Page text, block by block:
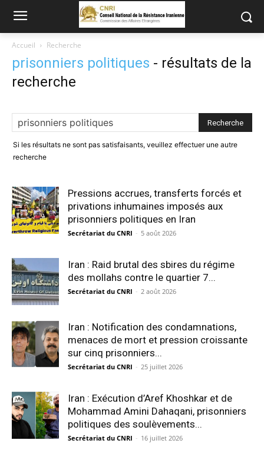
Accueil Recherche
prisonniers politiques - résultats de la
recherche
Si les résultats ne sont pas satisfaisants, veuillez effectuer une autre
recherche
Pressions accrues, transferts forcés et
privations inhumaines imposés aux
prisonniers politiques en Iran
Secrétariat du CNRI - 5 août 2026
Iran : Raid brutal des sbires du régime
des mollahs contre le quartier 7...
Secrétariat du CNRI - 2 août 2026
Iran : Notification des condamnations,
menaces de mort et pression croissante
sur cinq prisonniers...
Secrétariat du CNRI - 25 juillet 2026
Iran : Exécution d’Aref Khoshkar et de
Mohammad Amini Dahaqani, prisonniers
politiques des soulèvements...
Secrétariat du CNRI - 16 juillet 2026